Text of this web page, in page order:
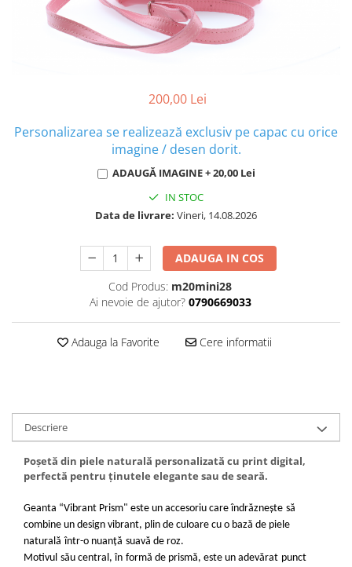
200,00 Lei
Personalizarea se realizează exclusiv pe capac cu orice
imagine / desen dorit.
ADAUGĂ IMAGINE + 20,00 Lei
IN STOC
Data de livrare: Vineri, 14.08.2026
ADAUGA IN COS
Cod Produs: m20mini28
Ai nevoie de ajutor? 0790669033
Adauga la Favorite Cere informatii
Descriere
Poșetă din piele naturală personalizată cu print digital,
perfectă pentru ținutele elegante sau de seară.
Geanta “Vibrant Prism" este un accesoriu care îndrăznește să
combine un design vibrant, plin de culoare cu o bază de piele
naturală într-o nuanță suavă de roz.
Motivul său central, în formă de prismă, este un adevărat punct